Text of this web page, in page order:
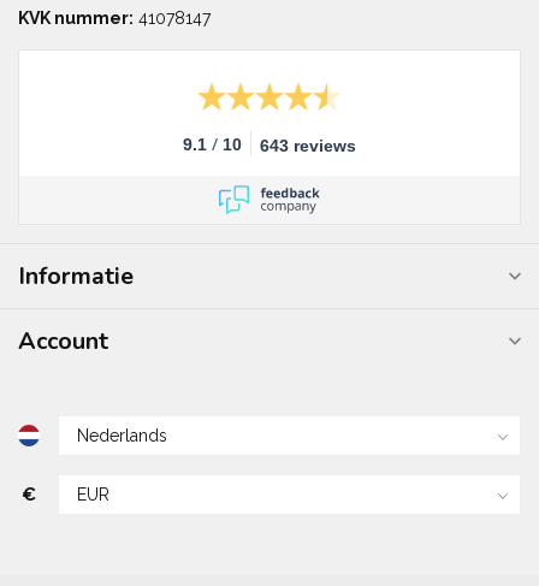
KVK nummer: 41078147
9.1 / 10 643 reviews
Informatie
Account
€